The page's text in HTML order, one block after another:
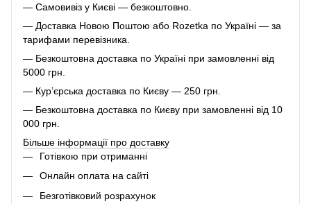
— Самовивіз у Києві — безкоштовно.
— Доставка Новою Поштою або Rozetka по Україні — за
тарифами перевізника.
— Безкоштовна доставка по Україні при замовленні від
5000 грн.
— Кур’єрська доставка по Києву — 250 грн.
— Безкоштовна доставка по Києву при замовленні від 10
000 грн.
Більше інформації про доставку
Готівкою при отриманні
Онлайн оплата на сайті
Безготівковий розрахунок